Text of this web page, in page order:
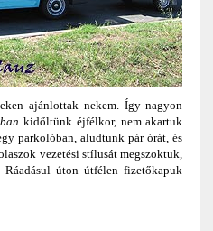
ajánlottak nekem. Így nagyon
kidőltünk éjfélkor, nem akartuk
parkolóban, aludtunk pár órát, és
vezetési stílusát megszoktuk,
úton útfélen fizetőkapuk